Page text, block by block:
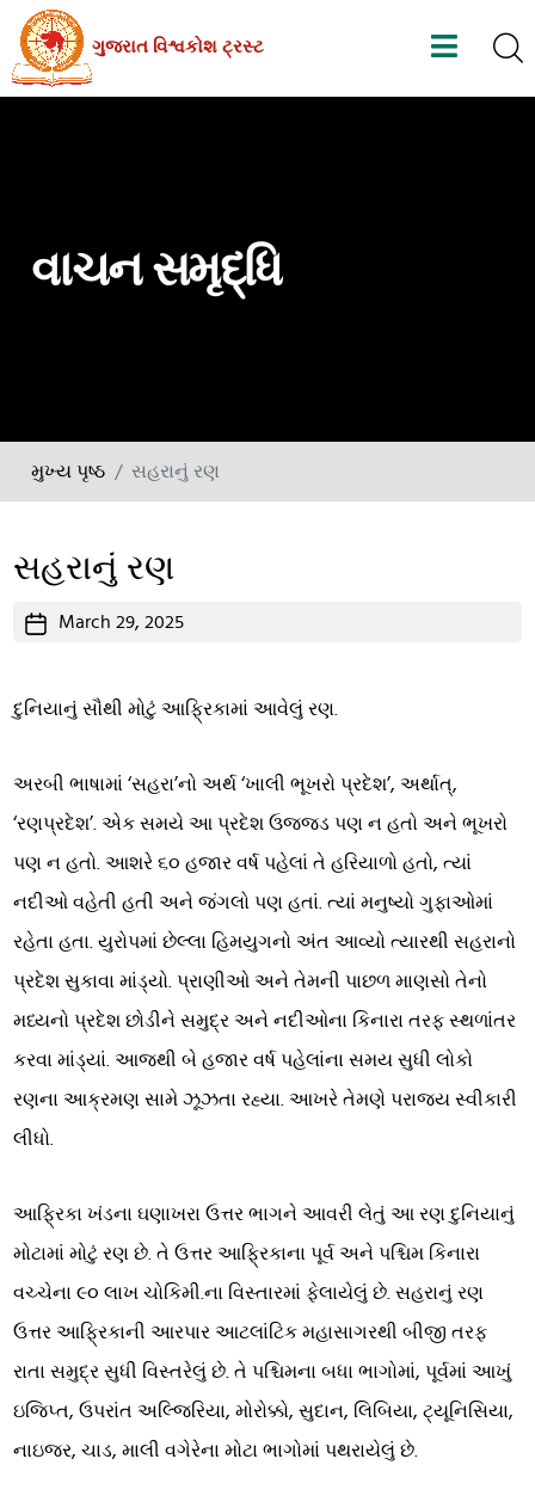
Skip
the
ગુજરાત વિશ્વકોશ ટ્રસ્ટ
વાચન સમૃદ્ધિ
મુખ્ય પૃષ્ઠ સહરાનું રણ
સહરાનું રણ
PostMarch 29, 2025
દુનિયાનું સૌથી મોટું આફ્રિકામાં આવેલું રણ.
અરબી ભાષામાં ‘સહરા’નો અર્થ ‘ખાલી ભૂખરો પ્રદેશ’, અર્થાત્,
‘રણપ્રદેશ’. એક સમયે આ પ્રદેશ ઉજ્જડ પણ ન હતો અને ભૂખરો
પણ ન હતો. આશરે ૬૦ હજાર વર્ષ પહેલાં તે હરિયાળો હતો, ત્યાં
નદીઓ વહેતી હતી અને જંગલો પણ હતાં. ત્યાં મનુષ્યો ગુફાઓમાં
રહેતા હતા. યુરોપમાં છેલ્લા હિમયુગનો અંત આવ્યો ત્યારથી સહરાનો
પ્રદેશ સુકાવા માંડ્યો. પ્રાણીઓ અને તેમની પાછળ માણસો તેનો
મધ્યનો પ્રદેશ છોડીને સમુદ્ર અને નદીઓના કિનારા તરફ સ્થળાંતર
કરવા માંડ્યાં. આજથી બે હજાર વર્ષ પહેલાંના સમય સુધી લોકો
રણના આક્રમણ સામે ઝૂઝતા રહ્યા. આખરે તેમણે પરાજય સ્વીકારી
લીધો.
આફ્રિકા ખંડના ઘણાખરા ઉત્તર ભાગને આવરી લેતું આ રણ દુનિયાનું
મોટામાં મોટું રણ છે. તે ઉત્તર આફ્રિકાના પૂર્વ અને પશ્ચિમ કિનારા
વચ્ચેના ૯૦ લાખ ચોકિમી.ના વિસ્તારમાં ફેલાયેલું છે. સહરાનું રણ
ઉત્તર આફ્રિકાની આરપાર આટલાંટિક મહાસાગરથી બીજી તરફ
રાતા સમુદ્ર સુધી વિસ્તરેલું છે. તે પશ્ચિમના બધા ભાગોમાં, પૂર્વમાં આખું
ઇજિપ્ત, ઉપરાંત અલ્જિરિયા, મોરોક્કો, સુદાન, લિબિયા, ટ્યૂનિસિયા,
નાઇજર, ચાડ, માલી વગેરેના મોટા ભાગોમાં પથરાયેલું છે.